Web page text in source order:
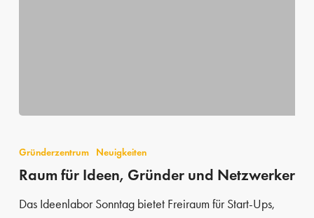
für
Ideen,
Gründerzentrum Neuigkeiten
Raum für Ideen, Gründer und Netzwerker
Das Ideenlabor Sonntag bietet Freiraum für Start-Ups,